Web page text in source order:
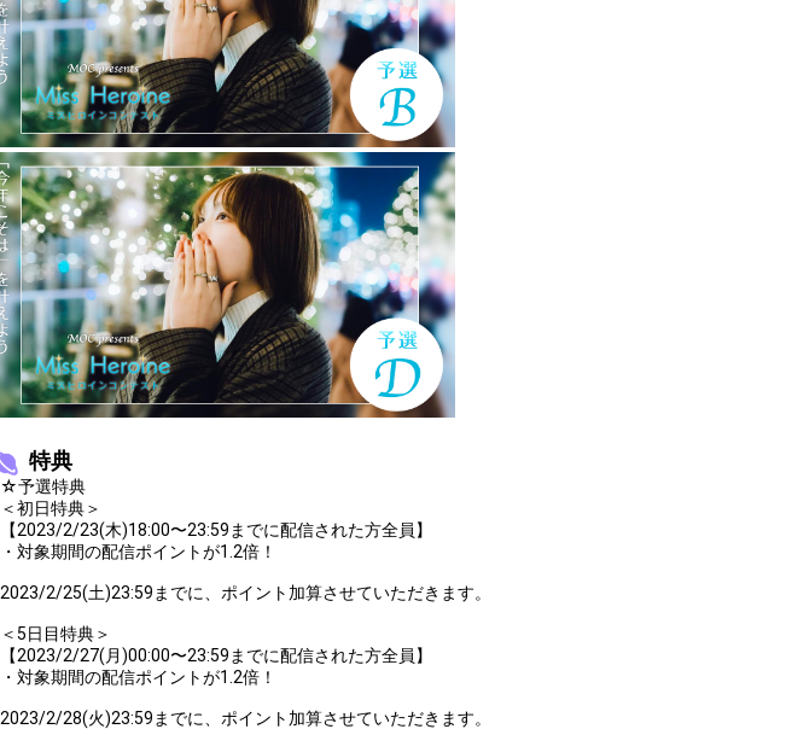
特典
☆予選特典
＜初日特典＞
【2023/2/23(木)18:00〜23:59までに配信された方全員】
・対象期間の配信ポイントが1.2倍！
2023/2/25(土)23:59までに、ポイント加算させていただきます。
＜5日目特典＞
【2023/2/27(月)00:00〜23:59までに配信された方全員】
・対象期間の配信ポイントが1.2倍！
2023/2/28(火)23:59までに、ポイント加算させていただきます。